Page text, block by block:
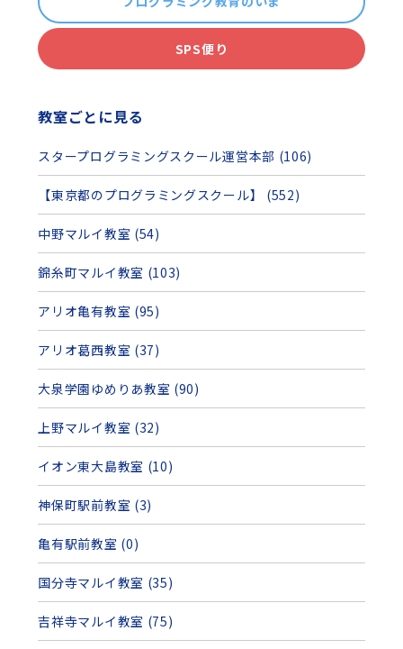
SPS便り
教室ごとに見る
スタープログラミングスクール運営本部 (106)
【東京都のプログラミングスクール】 (552)
中野マルイ教室 (54)
錦糸町マルイ教室 (103)
アリオ亀有教室 (95)
アリオ葛西教室 (37)
大泉学園ゆめりあ教室 (90)
上野マルイ教室 (32)
イオン東大島教室 (10)
神保町駅前教室 (3)
亀有駅前教室 (0)
国分寺マルイ教室 (35)
吉祥寺マルイ教室 (75)